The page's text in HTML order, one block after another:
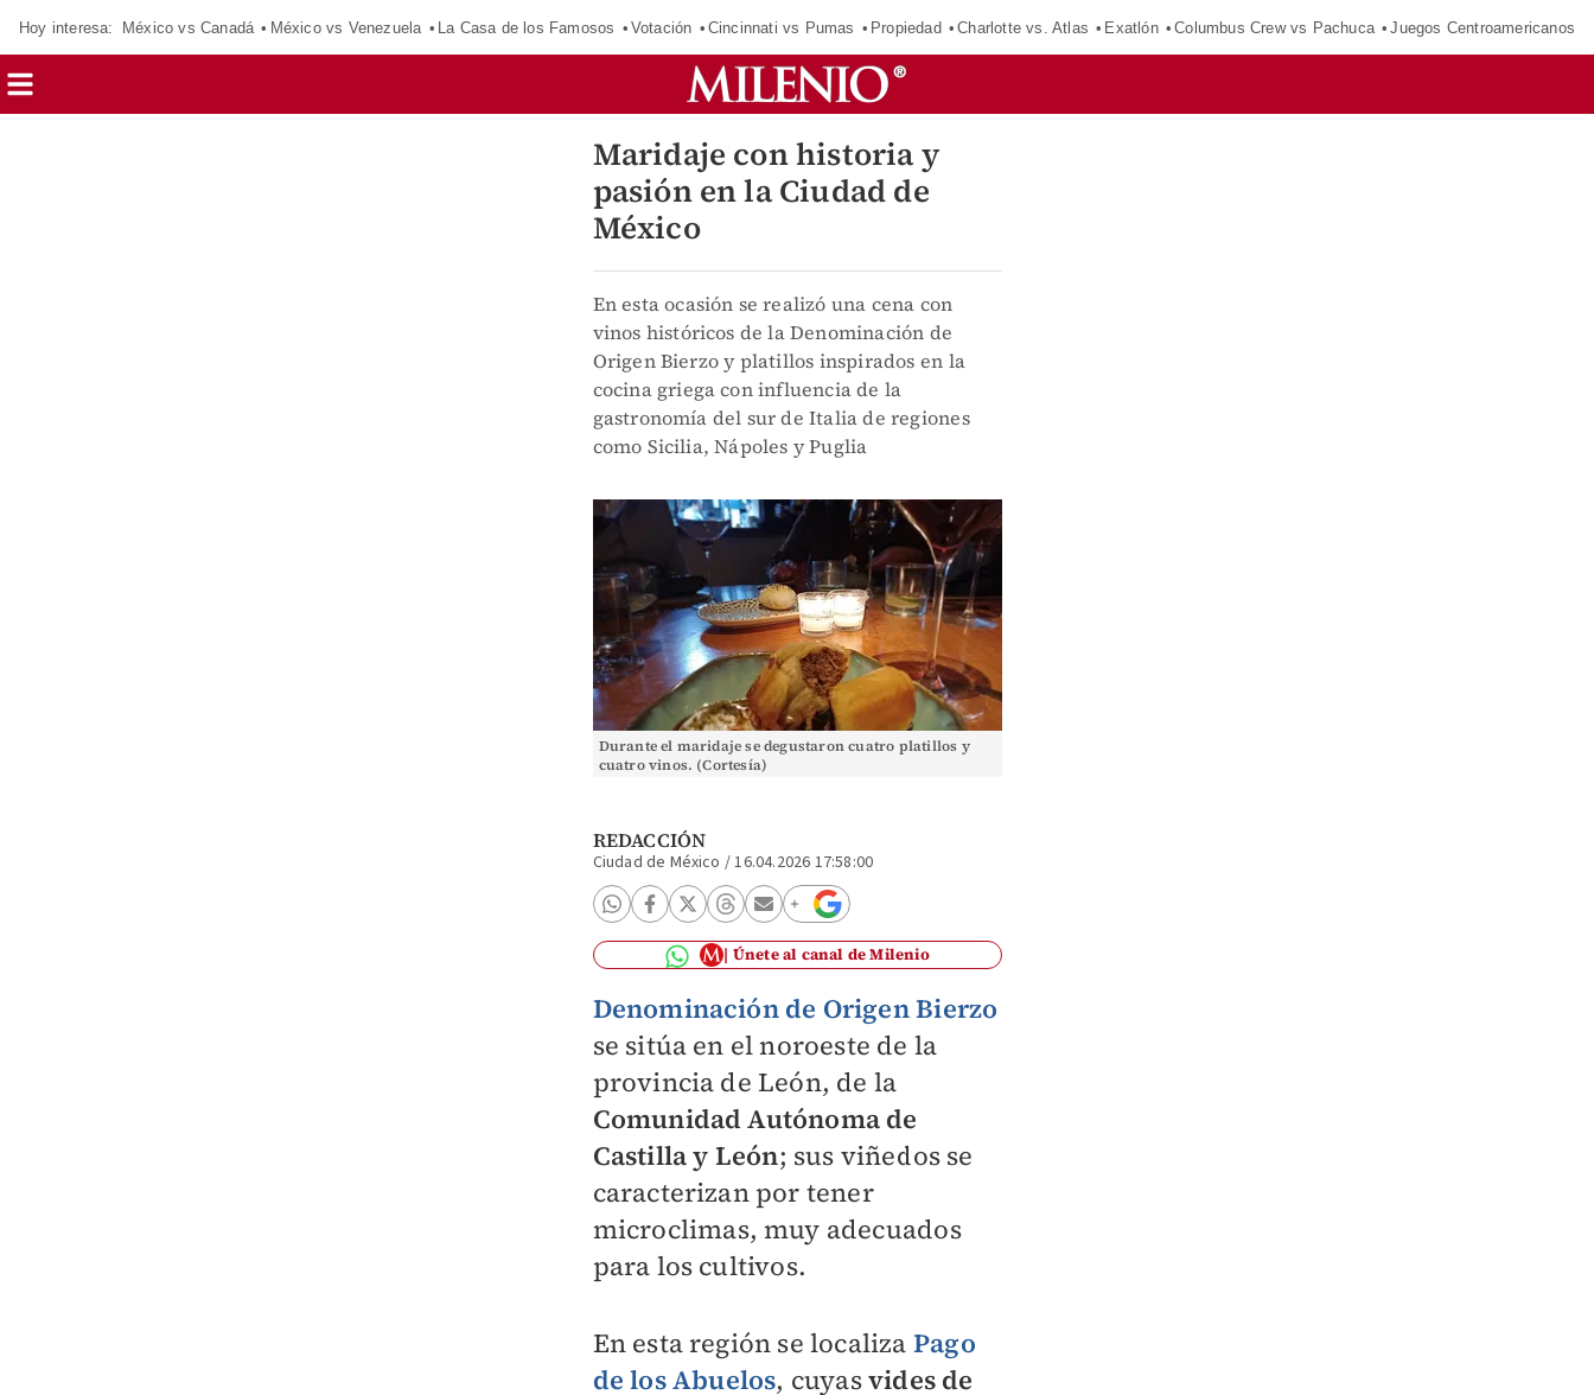
Hoy interesa: México vs Canadá México vs Venezuela La Casa de los Famosos Votación Cincinnati vs Pumas Propiedad Charlotte vs. Atlas Exatlón Columbus Crew vs Pachuca Juegos Centroamericanos
Maridaje con historia y
pasión en la Ciudad de
México
En esta ocasión se realizó una cena con
vinos históricos de la Denominación de
Origen Bierzo y platillos inspirados en la
cocina griega con influencia de la
gastronomía del sur de Italia de regiones
como Sicilia, Nápoles y Puglia
Durante el maridaje se degustaron cuatro platillos y
cuatro vinos. (Cortesía)
REDACCIÓN
Ciudad de México /16.04.2026 17:58:00
Únete al canal de Milenio
Denominación de Origen Bierzo
se sitúa en el noroeste de la
provincia de León, de la
Comunidad Autónoma de
Castilla y León; sus viñedos se
caracterizan por tener
microclimas, muy adecuados
para los cultivos.
En esta región se localiza Pago
de los Abuelos, cuyasvides de